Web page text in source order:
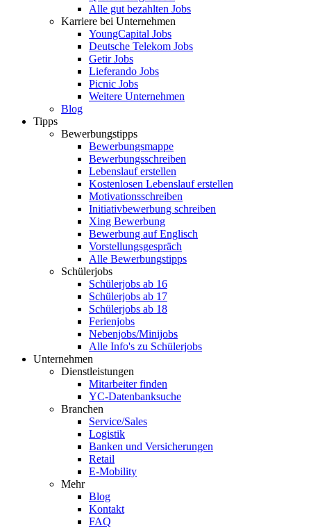
Alle gut bezahlten Jobs
Karriere bei Unternehmen
YoungCapital Jobs
Deutsche Telekom Jobs
Getir Jobs
Lieferando Jobs
Picnic Jobs
Weitere Unternehmen
Blog
Tipps
Bewerbungstipps
Bewerbungsmappe
Bewerbungsschreiben
Lebenslauf erstellen
Kostenlosen Lebenslauf erstellen
Motivationsschreiben
Initiativbewerbung schreiben
Xing Bewerbung
Bewerbung auf Englisch
Vorstellungsgespräch
Alle Bewerbungstipps
Schülerjobs
Schülerjobs ab 16
Schülerjobs ab 17
Schülerjobs ab 18
Ferienjobs
Nebenjobs/Minijobs
Alle Info's zu Schülerjobs
Unternehmen
Dienstleistungen
Mitarbeiter finden
YC-Datenbanksuche
Branchen
Service/Sales
Logistik
Banken und Versicherungen
Retail
E-Mobility
Mehr
Blog
Kontakt
FAQ